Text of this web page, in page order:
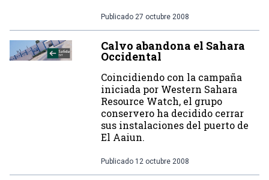
Publicado 27 octubre 2008
Calvo abandona el Sahara
Occidental
Coincidiendo con la campaña
iniciada por Western Sahara
Resource Watch, el grupo
conservero ha decidido cerrar
sus instalaciones del puerto de
El Aaiun.
Publicado 12 octubre 2008